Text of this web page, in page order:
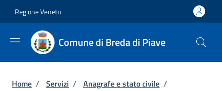
Regione Veneto
Comune di Breda di Piave
Briciole di pane
Home / Servizi / Anagrafe e stato civile /